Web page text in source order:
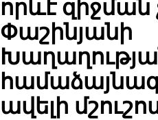
որևէ զիջման
Փաշինյանի
ավելի